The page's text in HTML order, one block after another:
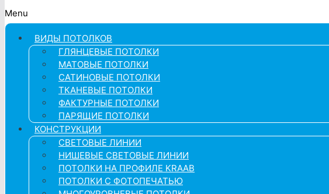
Menu
ВИДЫ ПОТОЛКОВ
ГЛЯНЦЕВЫЕ ПОТОЛКИ
МАТОВЫЕ ПОТОЛКИ
САТИНОВЫЕ ПОТОЛКИ
ТКАНЕВЫЕ ПОТОЛКИ
ФАКТУРНЫЕ ПОТОЛКИ
ПАРЯЩИЕ ПОТОЛКИ
КОНСТРУКЦИИ
СВЕТОВЫЕ ЛИНИИ
НИШЕВЫЕ СВЕТОВЫЕ ЛИНИИ
ПОТОЛКИ НА ПРОФИЛЕ KRAAB
ПОТОЛКИ С ФОТОПЕЧАТЬЮ